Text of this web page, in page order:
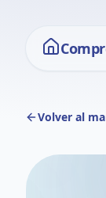
Volver al